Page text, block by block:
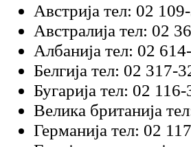
Австрија тел: 02
Австралија тел: 02
Албанија тел: 02
Белгија тел: 02 317-
Бугарија тел: 02
Велика британија
Германија тел: 02